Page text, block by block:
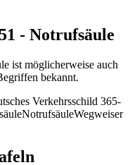
- Notrufsäule
ist möglicherweise auch
bekannt.
Verkehrsschild 365-
NotrufsäuleWegweiser